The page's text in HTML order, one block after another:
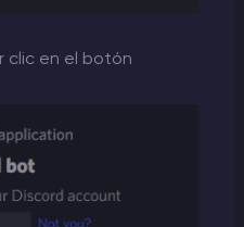
clic en el botón